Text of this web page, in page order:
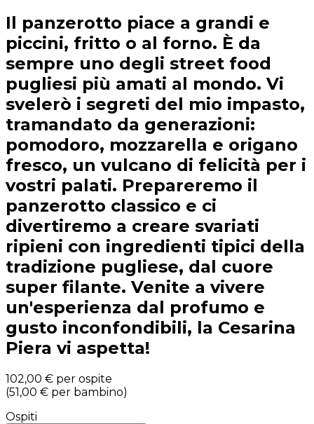
Il panzerotto piace a grandi e
piccini, fritto o al forno. È da
sempre uno degli street food
pugliesi più amati al mondo. Vi
svelerò i segreti del mio impasto,
tramandato da generazioni:
pomodoro, mozzarella e origano
fresco, un vulcano di felicità per i
vostri palati. Prepareremo il
panzerotto classico e ci
divertiremo a creare svariati
ripieni con ingredienti tipici della
tradizione pugliese, dal cuore
super filante. Venite a vivere
un'esperienza dal profumo e
gusto inconfondibili, la Cesarina
Piera vi aspetta!
102,00 € per ospite
(51,00 € per bambino)
Ospiti